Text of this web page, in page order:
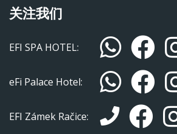
关注我们
EFI SPA HOTEL:
eFi Palace Hotel:
EFI Zámek Račice: